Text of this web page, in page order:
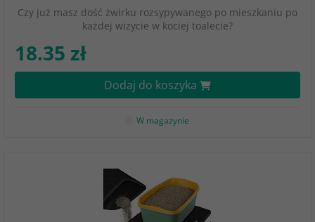
Czy już masz dość żwirku rozsypywanego po mieszkaniu po
każdej wizycie w kociej toalecie?
18.35 zł
Dodaj do koszyka
W magazynie